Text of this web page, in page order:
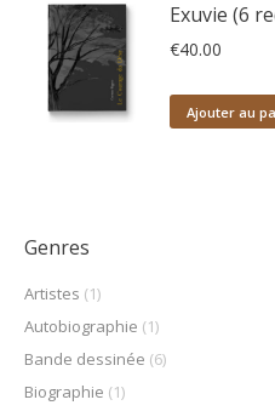
Exuvie (6
€40.00
Ajouter au
Genres
Artistes (1)
Autobiographie (1)
Bande dessinée (6)
Biographie (1)